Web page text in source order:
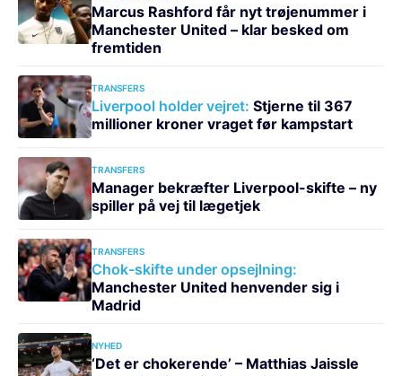
Marcus Rashford får nyt trøjenummer i
Manchester United – klar besked om
fremtiden
TRANSFERS
Liverpool holder vejret: Stjerne til 367
millioner kroner vraget før kampstart
TRANSFERS
Manager bekræfter Liverpool-skifte – ny
spiller på vej til lægetjek
TRANSFERS
Chok-skifte under opsejlning:
Manchester United henvender sig i
Madrid
NYHED
‘Det er chokerende’ – Matthias Jaissle